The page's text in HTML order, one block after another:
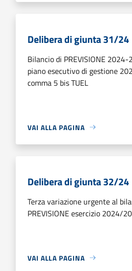
Delibera di giunta 31/24
Bilancio di PREVISIONE
piano esecutivo di gestione
comma 5 bis TUEL
VAI ALLA PAGINA
Delibera di giunta 32/24
Terza variazione urgente al
PREVISIONE esercizio 2024/
VAI ALLA PAGINA